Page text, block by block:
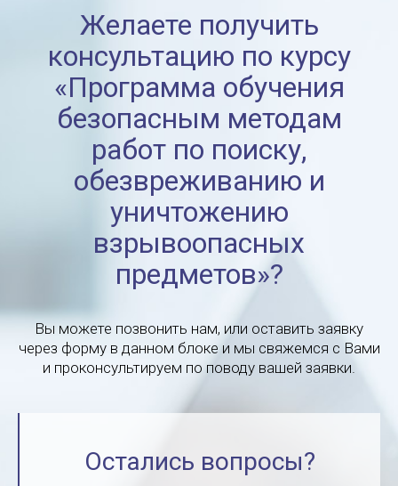
Желаете получить
консультацию по курсу
«Программа обучения
безопасным методам
работ по поиску,
обезвреживанию и
уничтожению
взрывоопасных
предметов»?
Вы можете позвонить нам, или оставить заявку
через форму в данном блоке и мы свяжемся с Вами
и проконсультируем по поводу вашей заявки.
Остались вопросы?